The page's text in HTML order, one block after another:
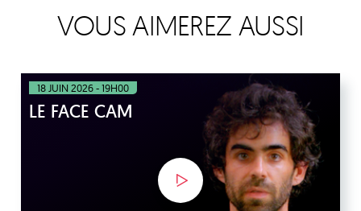
VOUS AIMEREZ AUSSI
18 JUIN 2026 - 19H00
LE FACE CAM